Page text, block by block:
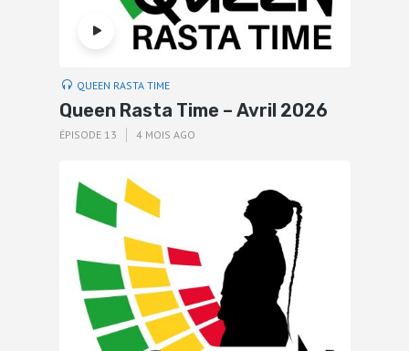
QUEEN RASTA TIME
Queen Rasta Time – Avril 2026
ÉPISODE 13 4 MOIS AGO